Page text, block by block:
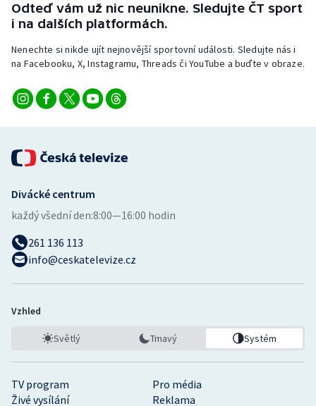
Short track
Sportovní střelba
Stolní tenis
Veslování
Vodní slalom
Volejbal
Ostatní
Odteď vám už nic neunikne. Sledujte ČT sport
i na dalších platformách.
Nenechte si nikde ujít nejnovější sportovní události. Sledujte nás i
na Facebooku, X, Instagramu, Threads či YouTube a buďte v obraze.
TV program
Pro média
Živé vysílání
Reklama
Divácké centrum
každý všední den:8:00—16:00 hodin
261 136 113
info@ceskatelevize.cz
Vzhled
Světlý Tmavý Systém